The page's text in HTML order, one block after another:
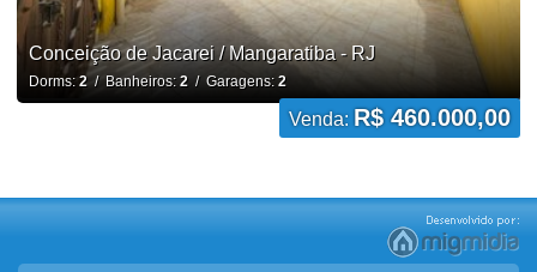
Conceição de Jacarei / Mangaratiba - RJ
Dorms: 2/ Banheiros: 2/ Garagens: 2
Venda: R$ 460.000,00